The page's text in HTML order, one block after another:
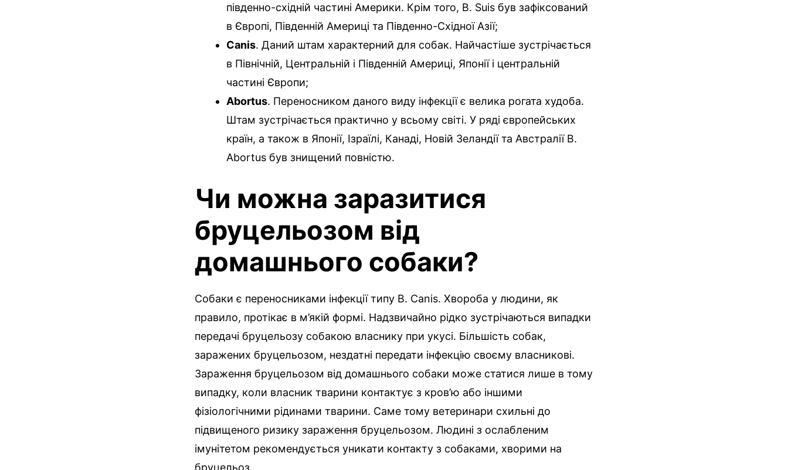
південно-східній частині Америки. Крім того, B. Suis був зафіксований
в Європі, Південній Америці та Південно-Східної Азії;
Canis. Даний штам характерний для собак. Найчастіше зустрічається
в Північній, Центральній і Південній Америці, Японії і центральній
частині Європи;
Abortus. Переносником даного виду інфекції є велика рогата худоба.
Штам зустрічається практично у всьому світі. У ряді європейських
країн, а також в Японії, Ізраїлі, Канаді, Новій Зеландії та Австралії B.
Abortus був знищений повністю.
Чи можна заразитися
бруцельозом від
домашнього собаки?
Собаки є переносниками інфекції типу В. Canis. Хвороба у людини, як
правило, протікає в м’якій формі. Надзвичайно рідко зустрічаються випадки
передачі бруцельозу собакою власнику при укусі. Більшість собак,
заражених бруцельозом, нездатні передати інфекцію своєму власникові.
Зараження бруцельозом від домашнього собаки може статися лише в тому
випадку, коли власник тварини контактує з кров’ю або іншими
фізіологічними рідинами тварини. Саме тому ветеринари схильні до
підвищеного ризику зараження бруцельозом. Людині з ослабленим
імунітетом рекомендується уникати контакту з собаками, хворими на
бруцельоз.